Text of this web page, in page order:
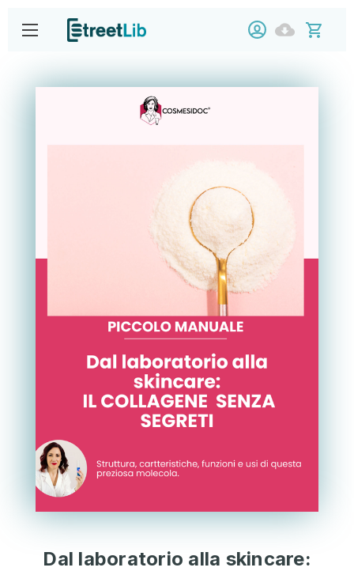
Dal laboratorio alla skincare: